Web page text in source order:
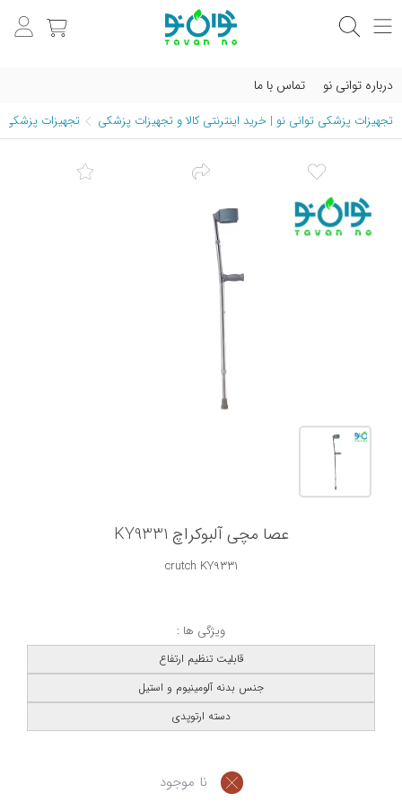
درباره توانی نو تماس با ما
تجهیزات پزشکی توانی نو | خرید اینترنتی کالا و تجهیزات پزشکی تجهیزات پزشکی
عصا مچی آلبوکراچ KY9331
crutch KY9331
ویژگی ها :
قابلیت تنظیم ارتفاع
جنس بدنه آلومینیوم و استیل
دسته ارتوپدی
نا موجود